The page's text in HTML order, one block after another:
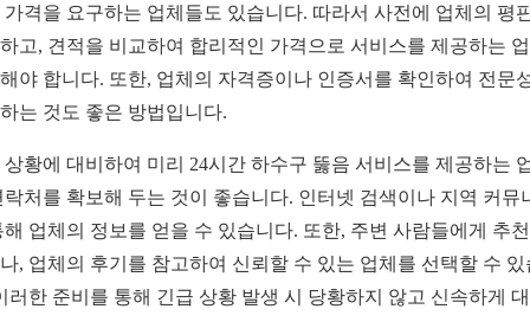
가격을 요구하는 업체들도 있습니다. 따라서 사전에 업체의 평
고, 견적을 비교하여 합리적인 가격으로 서비스를 제공하는
야 합니다. 또한, 업체의 자격증이나 인증서를 확인하여 전문
는 것도 좋은 방법입니다.
상황에 대비하여 미리 24시간 하수구 뚫음 서비스를 제공하는
락처를 확보해 두는 것이 좋습니다. 인터넷 검색이나 지역 커뮤
해 업체의 정보를 얻을 수 있습니다. 또한, 주변 사람들에게 추
, 업체의 후기를 참고하여 신뢰할 수 있는 업체를 선택할 수 있
러한 준비를 통해 긴급 상황 발생 시 당황하지 않고 신속하게